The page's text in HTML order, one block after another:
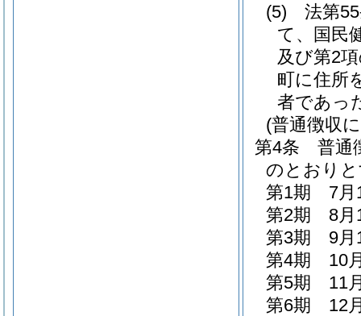
(5)
法第
て、国民
及び第2
町に住所
者であっ
(普通徴収
第4条
普通
のとおり
第1期 7月
第2期 8月
第3期 9月
第4期 10
第5期 11
第6期 12